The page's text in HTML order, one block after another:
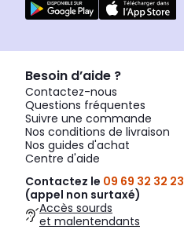
Besoin d’aide ?
Contactez-nous
Questions fréquentes
Suivre une commande
Nos conditions de livraison
Nos guides d'achat
Centre d'aide
Contactez le 09 69 32 32 23
(appel non surtaxé)
Accès sourds
et malentendants